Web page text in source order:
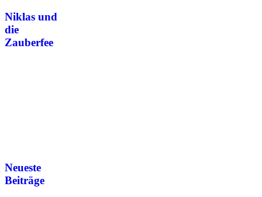
Niklas und
die
Zauberfee
Neueste
Beiträge